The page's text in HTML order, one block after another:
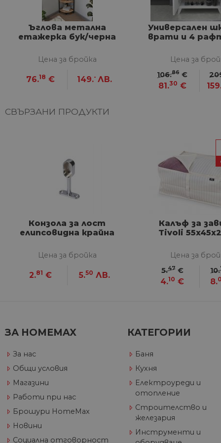
Ъглова метална
етажерка бук/черна
Цена за бройка
76.18 € 149.- ЛВ.
Универсален
врати и 4
Цена за
106.86 €
81.30 €
СВЪРЗАНИ ПРОДУКТИ
Конзола за лост
елипсовидна крайна
Цена за бройка
2.81 € 5.50 ЛВ.
Калъф за
Tivoli
Цена за
5.47 €
4.10 €
10.
8.
ЗА HOMEMAX
За нас
Общи условия
Магазини
Работи при нас
Брошури HomeMax
Новини
Социална отговорност
КАТЕГОРИИ
Баня
Кухня
Електроуреди и
отопление
Строителство и
железария
Инструменти и
Строго необходимите
акаунта. Уебсайтът не
Име
G_ENABLED_IDPS
CookieScriptConsent
__utmb
LLC
YSC
VISITOR_INFO1_LIVE
_gcl_au
GeneralAppGenSession